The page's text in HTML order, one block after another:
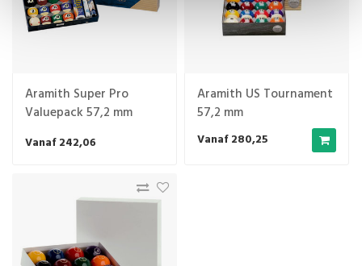
Aramith Super Pro
Valuepack 57,2 mm
Vanaf 242,06
Aramith US Tournament
57,2 mm
Vanaf 280,25